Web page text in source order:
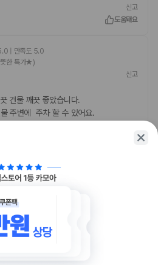
신고
도움돼요
| 만족도 5.0
뜻한 특가★)
신고
건물 깨끗 좋았습니다.
주변에 주차 할 수 있어요.
에게 정보를 공유해보세요
카오톡 링크복사